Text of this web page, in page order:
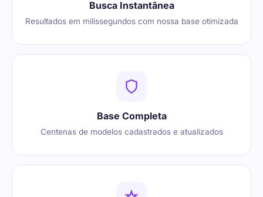
Busca Instantânea
Resultados em milissegundos com nossa base otimizada
Base Completa
Centenas de modelos cadastrados e atualizados